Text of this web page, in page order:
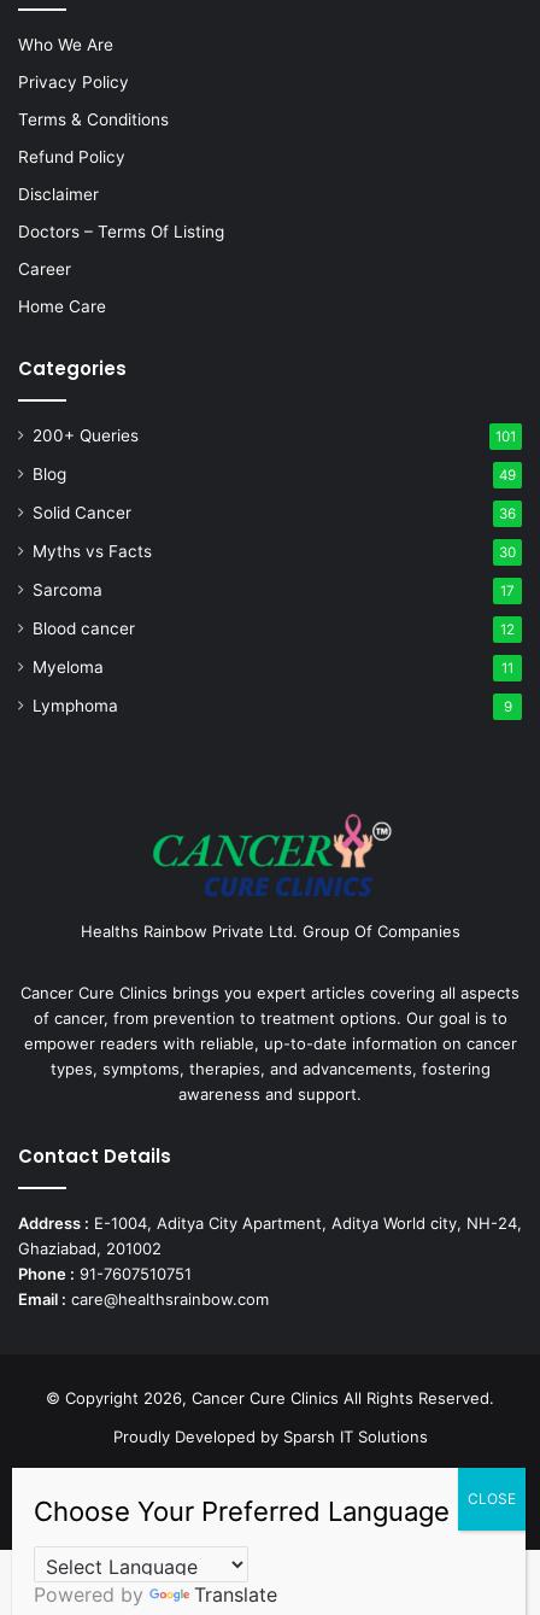
Who We Are
Privacy Policy
Terms & Conditions
Refund Policy
Disclaimer
Doctors – Terms Of Listing
Career
Home Care
Categories
200+ Queries 101
Blog 49
Solid Cancer 36
Myths vs Facts 30
Sarcoma 17
Blood cancer 12
Myeloma 11
Lymphoma 9
Healths Rainbow Private Ltd. Group Of Companies
Cancer Cure Clinics brings you expert articles covering all aspects
of cancer, from prevention to treatment options. Our goal is to
empower readers with reliable, up-to-date information on cancer
types, symptoms, therapies, and advancements, fostering
awareness and support.
Contact Details
Address : E-1004, Aditya City Apartment, Aditya World city, NH-24,
Ghaziabad, 201002
Phone : 91-7607510751
Email : care@healthsrainbow.com
© Copyright 2026, Cancer Cure Clinics All Rights Reserved.
Proudly Developed by Sparsh IT Solutions
Facebook PinterestLinkedIn Instagram
TikTok
Powered by Translate